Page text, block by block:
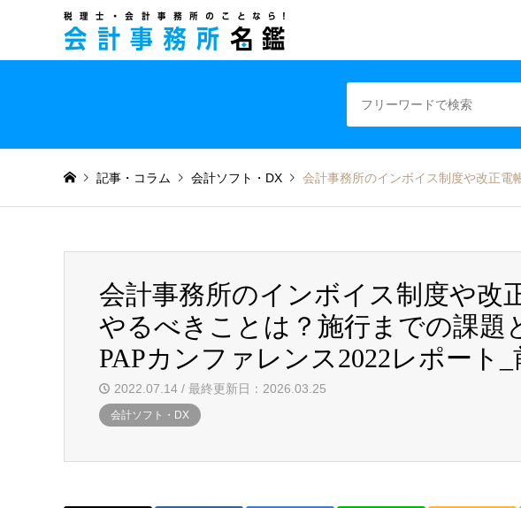
記事・コラム 会計ソフト・DX 会計事務所のインボイス制度や改正電帳
会計事務所のインボイス制度や改
やるべきことは？施行までの課題
PAPカンファレンス2022レポート_
2022.07.14 / 最終更新日：2026.03.25
会計ソフト・DX